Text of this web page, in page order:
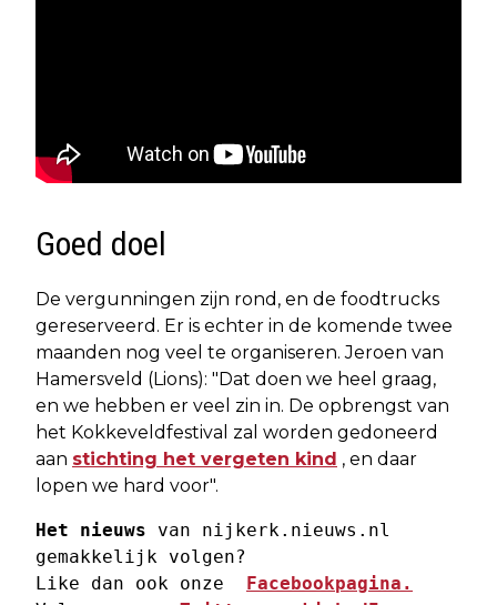
Goed doel
De vergunningen zijn rond, en de foodtrucks
gereserveerd. Er is echter in de komende twee
maanden nog veel te organiseren. Jeroen van
Hamersveld (Lions): "Dat doen we heel graag,
en we hebben er veel zin in. De opbrengst van
het Kokkeveldfestival zal worden gedoneerd
aan stichting het vergeten kind , en daar
lopen we hard voor".
Het nieuws van nijkerk.nieuws.nl
gemakkelijk volgen?
Like dan ook onze Facebookpagina.